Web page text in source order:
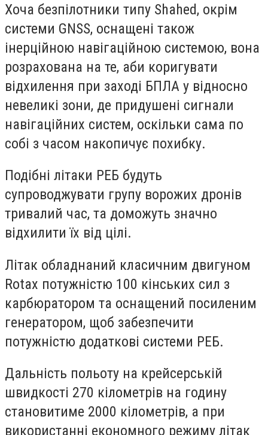
Хоча безпілотники типу Shahed, окрім
системи GNSS, оснащені також
інерційною навігаційною системою, вона
розрахована на те, аби коригувати
відхилення при заході БПЛА у відносно
невеликі зони, де придушені сигнали
навігаційних систем, оскільки сама по
собі з часом накопичує похибку.
Подібні літаки РЕБ будуть
супроводжувати групу ворожих дронів
тривалий час, та доможуть значно
відхилити їх від цілі.
Літак обладнаний класичним двигуном
Rotax потужністю 100 кінських сил з
карбюратором та оснащений посиленим
генератором, щоб забезпечити
потужністю додаткові системи РЕБ.
Дальність польоту на крейсерській
швидкості 270 кілометрів на годину
становитиме 2000 кілометрів, а при
використанні економного режиму літак